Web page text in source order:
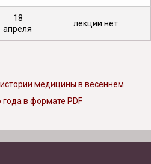
18
апреля
лекции нет
медицины в весеннем
в формате PDF